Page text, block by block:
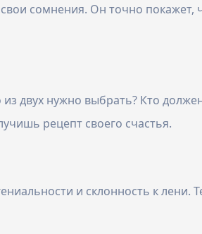
сомнения. Он точно
двух нужно выбрать? Кто
рецепт своего счастья.
и склонность к лени.